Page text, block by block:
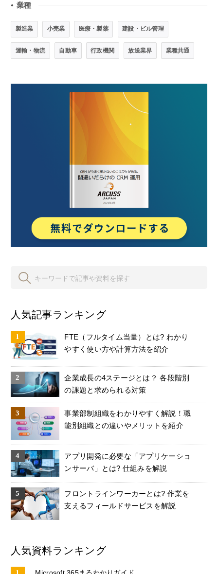
● 業種
製造業 小売業 医療・製薬 建設・ビル管理
運輸・物流 自動車 行政機関 放送業界 業種共通
人気記事ランキング
FTE（フルタイム当量）とは? わかり
やすく使い方や計算方法を紹介
企業成長の4ステージとは？ 各段階別
の課題と求められる対策
事業部制組織をわかりやすく解説！職
能別組織との違いやメリットを紹介
アプリ開発に必要な「アプリケーショ
ンサーバ」とは? 仕組みを解説
フロントラインワーカーとは? 作業を
支えるフィールドサービスを解説
人気資料ランキング